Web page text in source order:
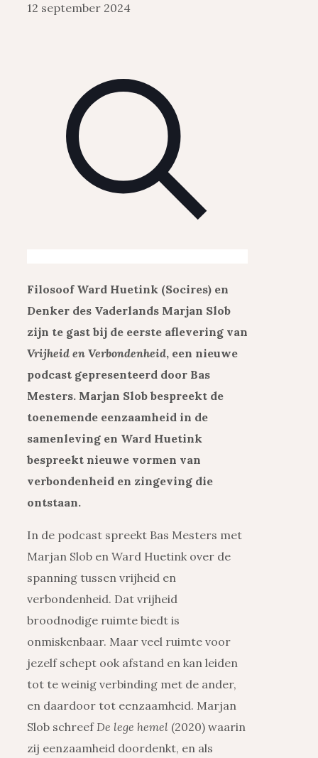
12 september 2024
Filosoof Ward Huetink (Socires) en
Denker des Vaderlands Marjan Slob
zijn te gast bij de eerste aflevering van
Vrijheid en Verbondenheid, een nieuwe
podcast gepresenteerd door Bas
Mesters. Marjan Slob bespreekt de
toenemende eenzaamheid in de
samenleving en Ward Huetink
bespreekt nieuwe vormen van
verbondenheid en zingeving die
ontstaan.
In de podcast spreekt Bas Mesters met
Marjan Slob en Ward Huetink over de
spanning tussen vrijheid en
verbondenheid. Dat vrijheid
broodnodige ruimte biedt is
onmiskenbaar. Maar veel ruimte voor
jezelf schept ook afstand en kan leiden
tot te weinig verbinding met de ander,
en daardoor tot eenzaamheid. Marjan
Slob schreefDe lege hemel (2020) waarin
zij eenzaamheid doordenkt, en als